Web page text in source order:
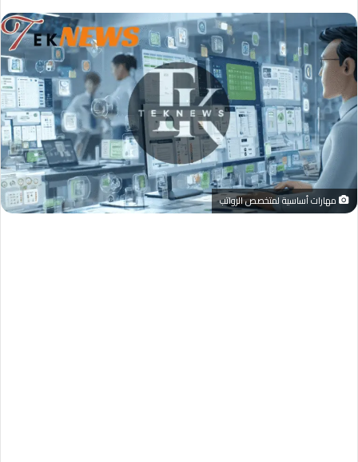
مهارات أساسية لمتخصص الرواتب